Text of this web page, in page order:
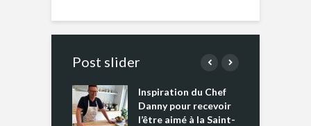
Post slider
Inspiration du Chef
Danny pour recevoir
l’être aimé à la Saint-